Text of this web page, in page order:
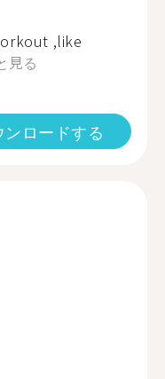
,like
見る
ロードする